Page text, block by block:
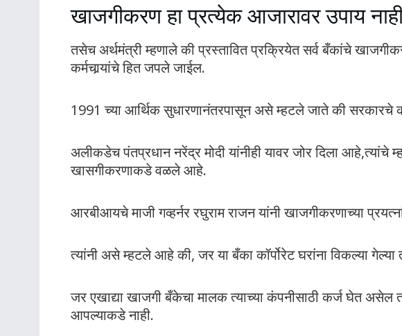
खाजगीकरण हा प्रत्येक आजारावर उपाय
तसेच अर्थमंत्री म्हणाले की प्रस्तावित प्रक्रियेत सर्व बँकांचे
कर्मचार्‍यांचे हित जपले जाईल.
1991 च्या आर्थिक सुधारणानंतरपासून असे म्हटले जाते की सरकारचे
अलीकडेच पंतप्रधान नरेंद्र मोदी यांनीही यावर जोर दिला आहे,त्यांचे
खासगीकरणाकडे वळले आहे.
आरबीआयचे माजी गव्हर्नर रघुराम राजन यांनी खाजगीकरणाच्या
त्यांनी असे म्हटले आहे की, जर या बँका कॉर्पोरेट घरांना विकल्या
जर एखाद्या खाजगी बँकेचा मालक त्याच्या कंपनीसाठी कर्ज घेत असेल
आपल्याकडे नाही.